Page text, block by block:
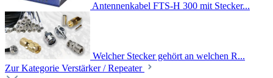
Antennenkabel FTS-H 300 mit Stecker...
Welcher Stecker gehört an welchen R...
Zur Kategorie Verstärker / Repeater